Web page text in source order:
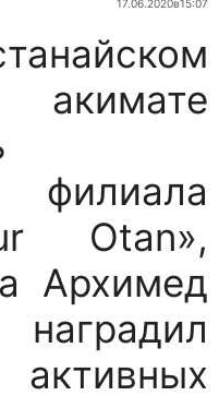
17.06.2020в15:07
филиала
Otan»,
Архимед